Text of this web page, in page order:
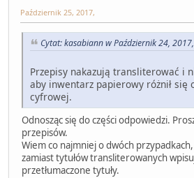
Październik 25, 2017,
Cytat: kasabiann w Październik 24, 2017,
Przepisy nakazują transliterować i
aby inwentarz papierowy różnił się
cyfrowej.
Odnosząc się do części odpowiedzi.
przepisów.
Wiem co najmniej o dwóch
zamiast tytułów transliterowanych
przetłumaczone tytuły.